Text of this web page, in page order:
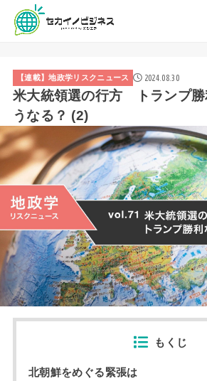
【連載】地政学リスクニュース 2024.08.30
米大統領選の行方 トランプ勝
うなる？ (2)
もくじ
北朝鮮をめぐる緊張は